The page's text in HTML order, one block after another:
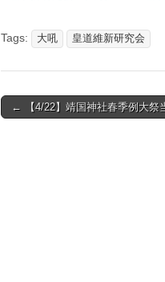
らせ
Tags: 大吼 皇道維新研究会
Post
← 【4/22】靖国神社春季例大祭